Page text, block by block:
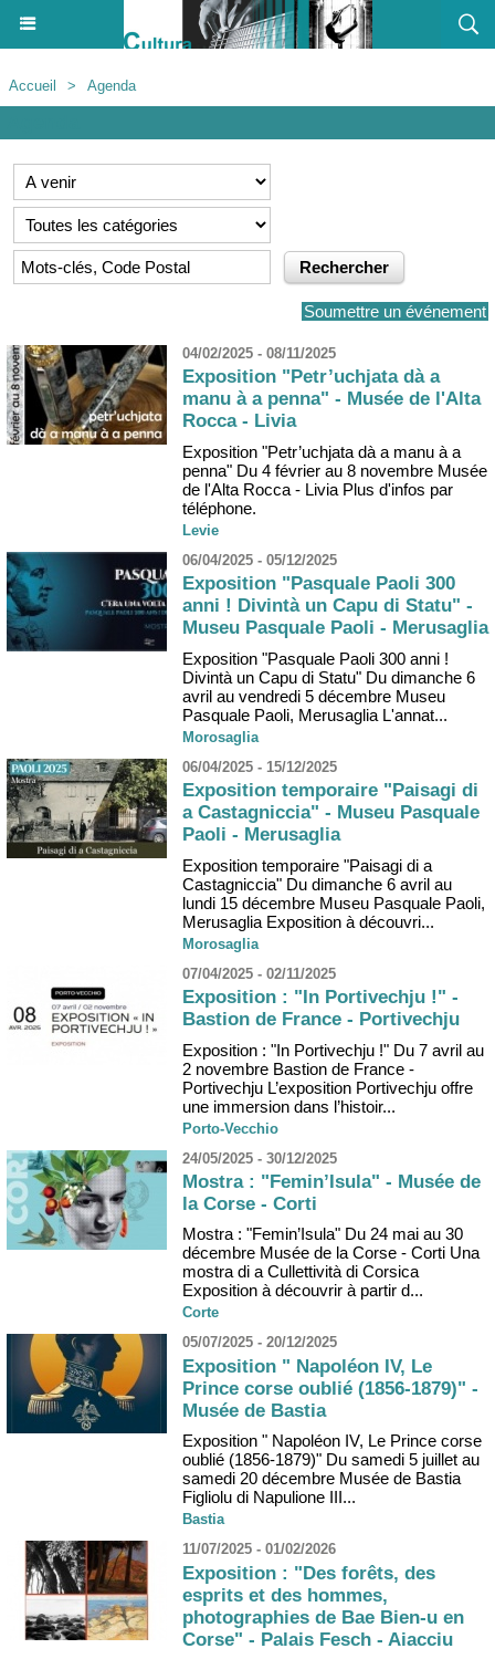
Accueil > Agenda
Soumettre un événement
04/02/2025 - 08/11/2025
Exposition "Petr’uchjata dà a
manu à a penna" - Musée de l'Alta
Rocca - Livia
Exposition "Petr’uchjata dà a manu à a
penna" Du 4 février au 8 novembre Musée
de l'Alta Rocca - Livia Plus d'infos par
téléphone.
Levie
06/04/2025 - 05/12/2025
Exposition "Pasquale Paoli 300
anni ! Divintà un Capu di Statu" -
Museu Pasquale Paoli - Merusaglia
Exposition "Pasquale Paoli 300 anni !
Divintà un Capu di Statu" Du dimanche 6
avril au vendredi 5 décembre Museu
Pasquale Paoli, Merusaglia L'annat...
Morosaglia
06/04/2025 - 15/12/2025
Exposition temporaire "Paisagi di
a Castagniccia" - Museu Pasquale
Paoli - Merusaglia
Exposition temporaire "Paisagi di a
Castagniccia" Du dimanche 6 avril au
lundi 15 décembre Museu Pasquale Paoli,
Merusaglia Exposition à découvri...
Morosaglia
07/04/2025 - 02/11/2025
Exposition : "In Portivechju !" -
Bastion de France - Portivechju
Exposition : "In Portivechju !" Du 7 avril au
2 novembre Bastion de France -
Portivechju L’exposition Portivechju offre
une immersion dans l’histoir...
Porto-Vecchio
24/05/2025 - 30/12/2025
Mostra : "Femin’Isula" - Musée de
la Corse - Corti
Mostra : "Femin’Isula" Du 24 mai au 30
décembre Musée de la Corse - Corti Una
mostra di a Cullettività di Corsica
Exposition à découvrir à partir d...
Corte
05/07/2025 - 20/12/2025
Exposition " Napoléon IV, Le
Prince corse oublié (1856-1879)" -
Musée de Bastia
Exposition " Napoléon IV, Le Prince corse
oublié (1856-1879)" Du samedi 5 juillet au
samedi 20 décembre Musée de Bastia
Figliolu di Napulione III...
Bastia
11/07/2025 - 01/02/2026
Exposition : "Des forêts, des
esprits et des hommes,
photographies de Bae Bien-u en
Corse" - Palais Fesch - Aiacciu